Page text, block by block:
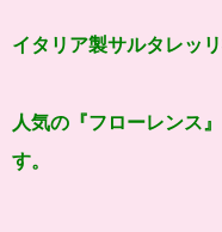
イタリア製サルタレッ
人気の 『フローレンス
す。